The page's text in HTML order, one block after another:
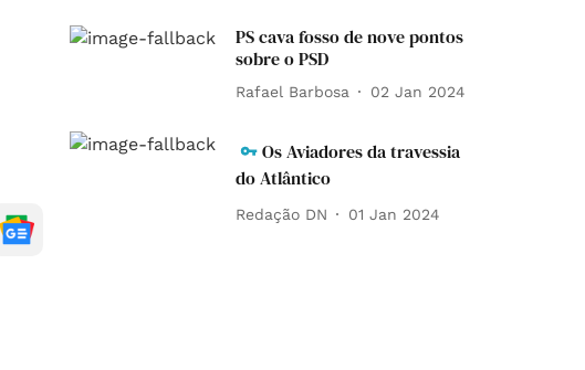
PS cava fosso de nove pontos
sobre o PSD
Rafael Barbosa 02 Jan 2024
Os Aviadores da travessia
do Atlântico
Redação DN 01 Jan 2024